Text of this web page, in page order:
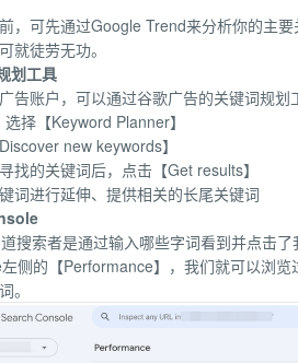
，可先通过Google Trend来分析你的主
就徒劳无功。
划工具
告账户，可以通过谷歌广告的关键词规
择【Keyword Planner】
new keywords】
找的关键词后，点击【Get results】
词进行延伸、提供相关的长尾关键词
搜索者是通过输入哪些字词看到并点击
侧的【Performance】，我们就可以浏
。